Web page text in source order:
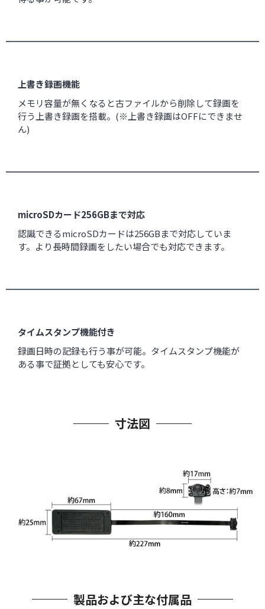
上書き録画機能
メモリ容量が無くなると古ファイルから削除して録画を
行う上書き録画を搭載。(※上書き録画はOFFにできませ
ん)
microSDカード256GBまで対応
認識できるmicroSDカードは256GBまで対応していま
す。より長時間録画をしたい場合でも対応できます。
タイムスタンプ機能付き
録画日時の記録も行う事が可能。タイムスタンプ機能が
ある事で証拠としても安心です。
寸法図
製品および主な付属品